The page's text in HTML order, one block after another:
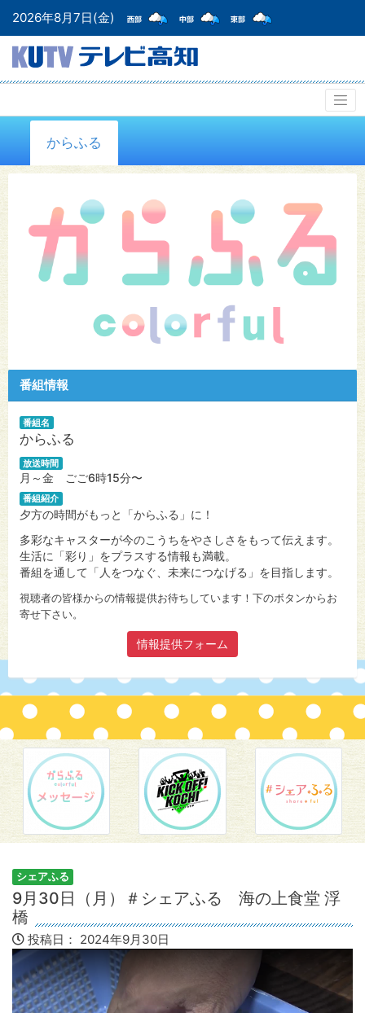
2026年8月7日(金)
からふる
番組情報
番組名
からふる
放送時間
月～金 ごご6時15分〜
番組紹介
夕方の時間がもっと「からふる」に！
多彩なキャスターが今のこうちをやさしさをもって伝えます。
生活に「彩り」をプラスする情報も満載。
番組を通して「人をつなぐ、未来につなげる」を目指します。
視聴者の皆様からの情報提供お待ちしています！下のボタンからお
寄せ下さい。
情報提供フォーム
シェアふる
9月30日（月）＃シェアふる 海の上食堂 浮
橋
投稿日： 2024年9月30日